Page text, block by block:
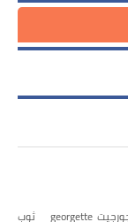
أسماء بعض الأثواب والأقمشة : ثوب جورجيت georgette ثوب